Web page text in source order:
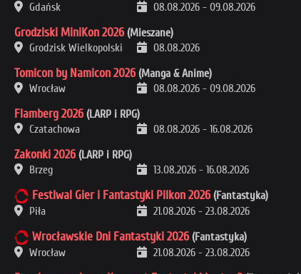
Gdańsk
08.08.2026 - 09.08.2026
Grodziski MiniKon 2026 (Mieszane)
Grodzisk Wielkopolski
08.08.2026
Tomicon by Namicon 2026 (Manga & Anime)
Wrocław
08.08.2026 - 09.08.2026
Flamberg 2026 (LARP i RPG)
Czatachowa
08.08.2026 - 16.08.2026
Zakonki 2026 (LARP i RPG)
Brzeg
13.08.2026 - 16.08.2026
Festiwal Gier i Fantastyki Pilkon 2026 (Fantastyka)
Piła
21.08.2026 - 23.08.2026
Wrocławskie Dni Fantastyki 2026 (Fantastyka)
Wrocław
21.08.2026 - 23.08.2026